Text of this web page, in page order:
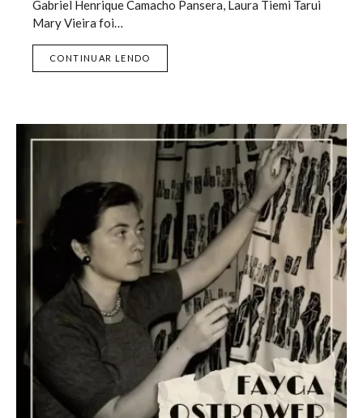
Gabriel Henrique Camacho Pansera, Laura Tiemi Tarui
Mary Vieira foi…
CONTINUAR LENDO